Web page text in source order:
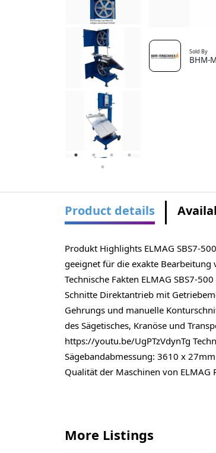
Sold By
BHM-
Product details
Produkt Highlights ELMAG SBS7-
geeignet für die exakte
Technische Fakten ELMAG SBS7-
Schnitte Direktantrieb mit
Gehrungs und manuelle
des Sägetisches, Kranöse und
https://youtu.be/UgPTzVdynTg
Sägebandabmessung: 3610 x
Qualität der Maschinen von ELMAG
More Listings